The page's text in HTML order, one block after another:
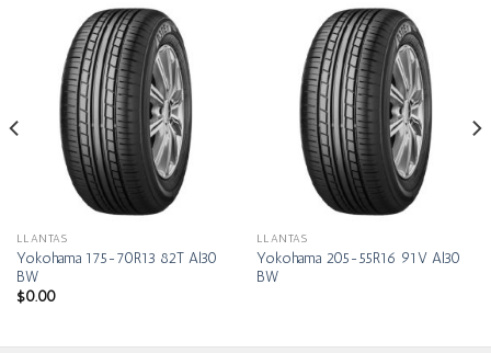
LLANTAS
Yokohama 175-70R13 82T Al30
BW
$0.00
LLANTAS
Yokohama 205-55R16 91V Al30
BW